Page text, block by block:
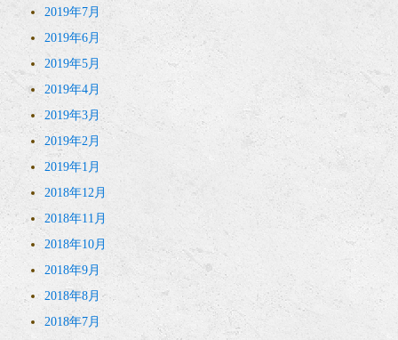
2019年7月
2019年6月
2019年5月
2019年4月
2019年3月
2019年2月
2019年1月
2018年12月
2018年11月
2018年10月
2018年9月
2018年8月
2018年7月